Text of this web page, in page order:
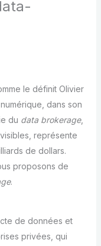
le définit Olivier
dans son
du data brokerage,
représente
de dollars.
proposons de
.
de données et
privées, qui